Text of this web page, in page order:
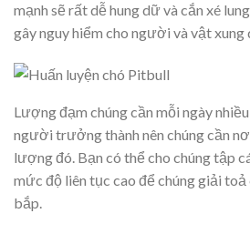
mạnh sẽ rất dễ hung dữ và cắn xé
gây nguy hiểm cho người và vật xung
Lượng đạm chúng cần mỗi ngày
người trưởng thành nên chúng cần
lượng đó. Bạn có thể cho chúng tập
mức độ liên tục cao để chúng giải
bắp.